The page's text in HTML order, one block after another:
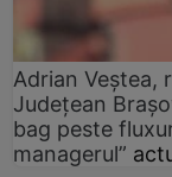
Adrian Veștea,
Județean
bag peste
managerul”